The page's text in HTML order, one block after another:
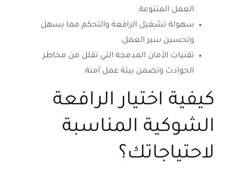
العمل المتنوعة.
سهولة تشغيل الرافعة والتحكم مما يسهل
وتحسين سير العمل.
تقنيات الأمان المدمجة التي تقلل من مخاطر
الحوادث وتضمن بيئة عمل آمنة.
كيفية اختيار الرافعة
الشوكية المناسبة
لاحتياجاتك؟